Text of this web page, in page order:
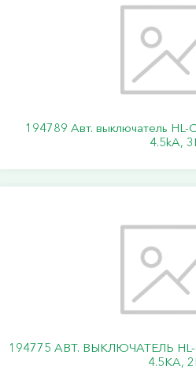
194789 Авт. выключатель HL-
4.5kA,
194775 АВТ. ВЫКЛЮЧАТЕЛЬ
4.5KA,